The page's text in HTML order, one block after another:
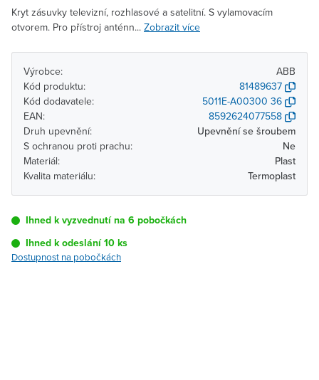
Kryt zásuvky televizní, rozhlasové a satelitní. S vylamovacím
otvorem. Pro přístroj anténn... Zobrazit více
Výrobce:
ABB
Kód produktu:
81489637
Kód dodavatele:
5011E-A00300 36
EAN:
8592624077558
Druh upevnění:
Upevnění se šroubem
S ochranou proti prachu:
Ne
Materiál:
Plast
Kvalita materiálu:
Termoplast
Ihned k vyzvednutí na 6 pobočkách
Ihned k odeslání 10 ks
Dostupnost na pobočkách